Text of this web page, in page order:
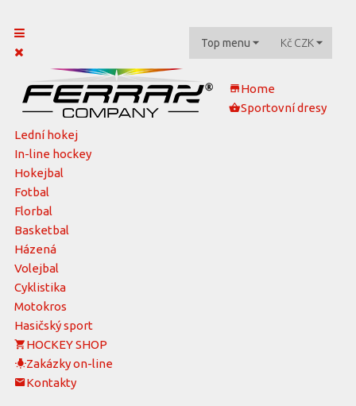
Kč CZK
Top menu
Home
Sportovní dresy
Lední hokej
In-line hockey
Hokejbal
Fotbal
Florbal
Basketbal
Házená
Volejbal
Cyklistika
Motokros
Hasičský sport
HOCKEY SHOP
Zakázky on-line
Kontakty